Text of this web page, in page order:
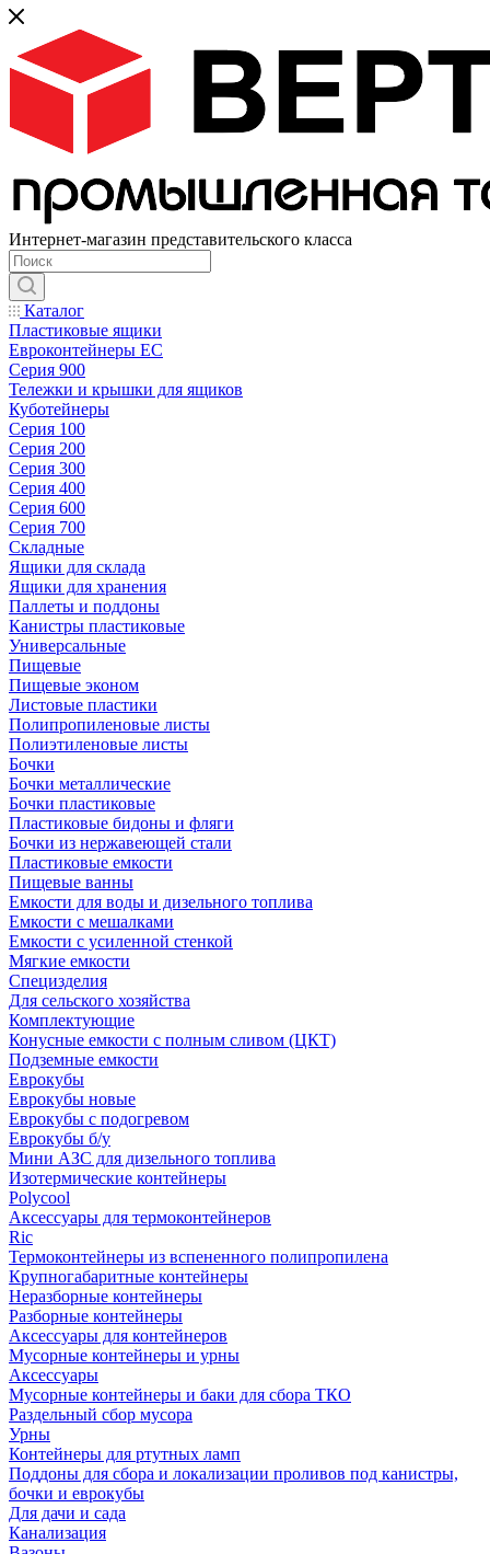
Интернет-магазин представительского класса
Каталог
Пластиковые ящики
Евроконтейнеры ЕС
Серия 900
Тележки и крышки для ящиков
Куботейнеры
Серия 100
Серия 200
Серия 300
Серия 400
Серия 600
Серия 700
Складные
Ящики для склада
Ящики для хранения
Паллеты и поддоны
Канистры пластиковые
Универсальные
Пищевые
Пищевые эконом
Листовые пластики
Полипропиленовые листы
Полиэтиленовые листы
Бочки
Бочки металлические
Бочки пластиковые
Пластиковые бидоны и фляги
Бочки из нержавеющей стали
Пластиковые емкости
Пищевые ванны
Емкости для воды и дизельного топлива
Емкости с мешалками
Емкости с усиленной стенкой
Мягкие емкости
Специзделия
Для сельского хозяйства
Комплектующие
Конусные емкости с полным сливом (ЦКТ)
Подземные емкости
Еврокубы
Еврокубы новые
Еврокубы с подогревом
Еврокубы б/у
Мини АЗС для дизельного топлива
Изотермические контейнеры
Polycool
Аксессуары для термоконтейнеров
Ric
Термоконтейнеры из вспененного полипропилена
Крупногабаритные контейнеры
Неразборные контейнеры
Разборные контейнеры
Аксессуары для контейнеров
Мусорные контейнеры и урны
Аксессуары
Мусорные контейнеры и баки для сбора ТКО
Раздельный сбор мусора
Урны
Контейнеры для ртутных ламп
Поддоны для сбора и локализации проливов под канистры,
бочки и еврокубы
Для дачи и сада
Канализация